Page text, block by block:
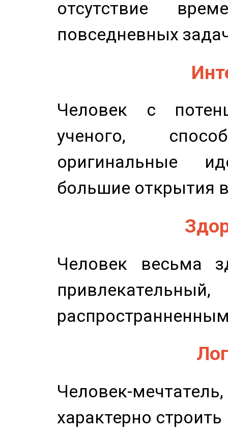
отсутствие
повседневных
Человек с
ученого,
оригинальные
большие открытия
Человек весьма
Человек-
характерно